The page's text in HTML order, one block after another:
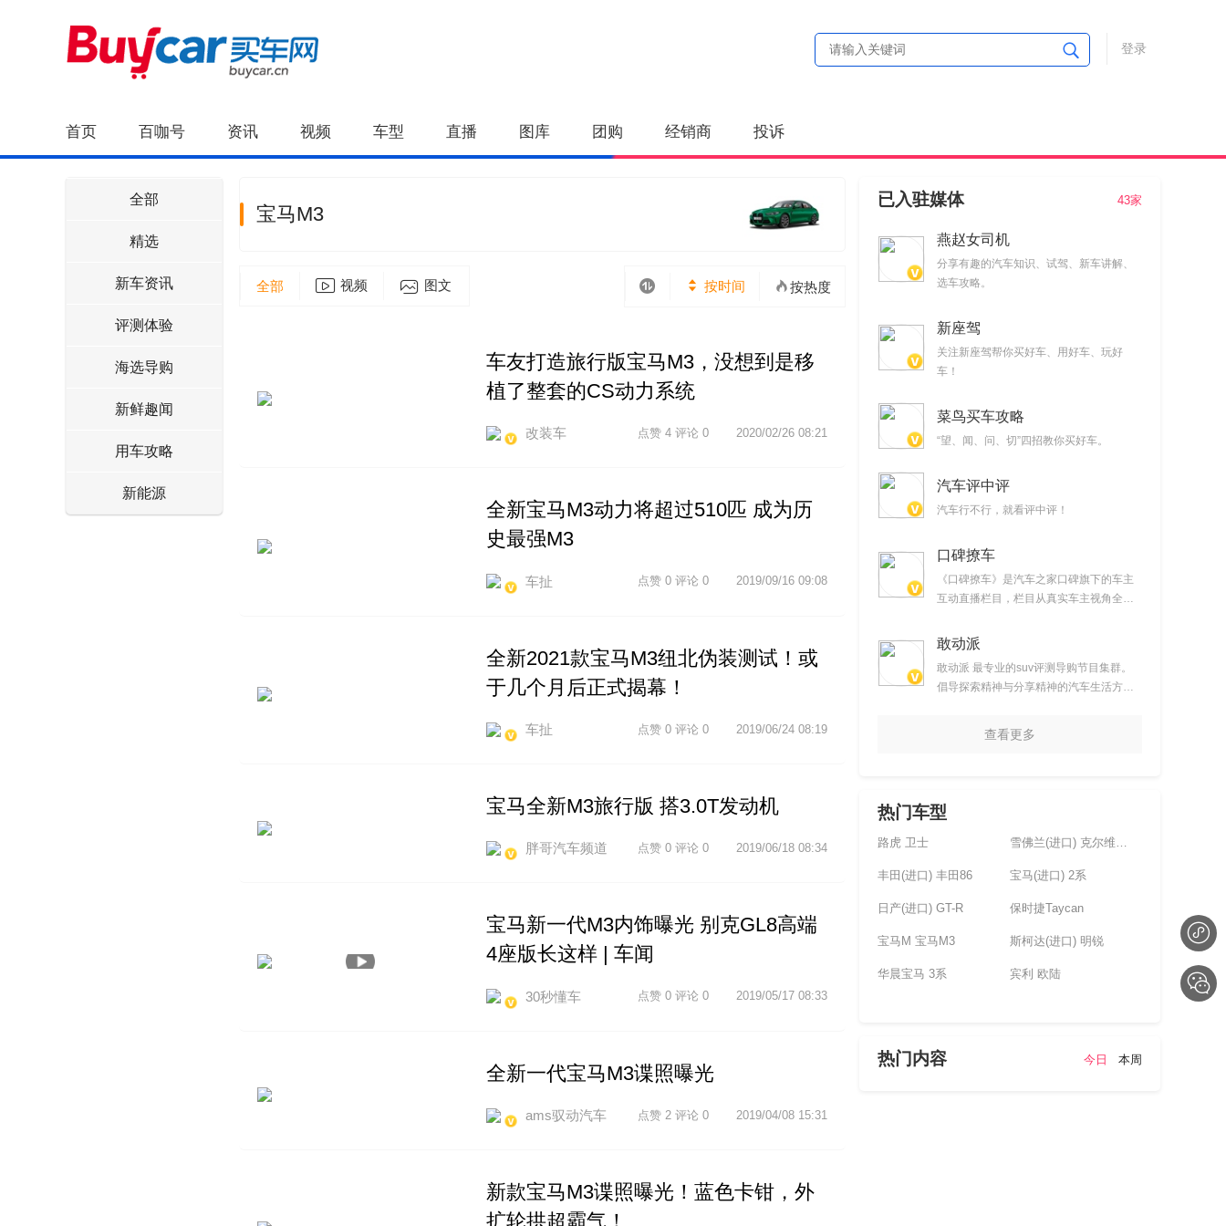
登录
首页 百咖号 资讯 视频 车型 直播 图库 团购 经销商 投诉
全部
精选
新车资讯
评测体验
海选导购
新鲜趣闻
用车攻略
新能源
宝马M3
全部 视频 图文 按时间 按热度
车友打造旅行版宝马M3，没想到是移
植了整套的CS动力系统
改装车 2020/02/26 08:21
点赞 4 评论 0
全新宝马M3动力将超过510匹 成为历
史最强M3
车扯 2019/09/16 09:08
点赞 0 评论 0
全新2021款宝马M3纽北伪装测试！或
于几个月后正式揭幕！
车扯 2019/06/24 08:19
点赞 0 评论 0
宝马全新M3旅行版 搭3.0T发动机
胖哥汽车频道 2019/06/18 08:34
点赞 0 评论 0
宝马新一代M3内饰曝光 别克GL8高端
4座版长这样 | 车闻
30秒懂车 2019/05/17 08:33
点赞 0 评论 0
全新一代宝马M3谍照曝光
ams驭动汽车 2019/04/08 15:31
点赞 2 评论 0
新款宝马M3谍照曝光！蓝色卡钳，外
扩轮拱超霸气！
已入驻媒体 43家
燕赵女司机
分享有趣的汽车知识、试驾、新车讲解、
选车攻略。
新座驾
关注新座驾帮你买好车、用好车、玩好
车！
菜鸟买车攻略
“望、闻、问、切”四招教你买好车。
汽车评中评
汽车行不行，就看评中评！
口碑撩车
《口碑撩车》是汽车之家口碑旗下的车主
互动直播栏目，栏目从真实车主视角全面
助大家选车。
敢动派
敢动派 最专业的suv评测导购节目集群。
倡导探索精神与分享精神的汽车生活方
查看更多
热门车型
路虎 卫士 雪佛兰(进口) 克尔维特(未上市)
丰田(进口) 丰田86 宝马(进口) 2系
日产(进口) GT-R 保时捷Taycan
宝马M 宝马M3 斯柯达(进口) 明锐
华晨宝马 3系 宾利 欧陆
热门内容 今日 本周